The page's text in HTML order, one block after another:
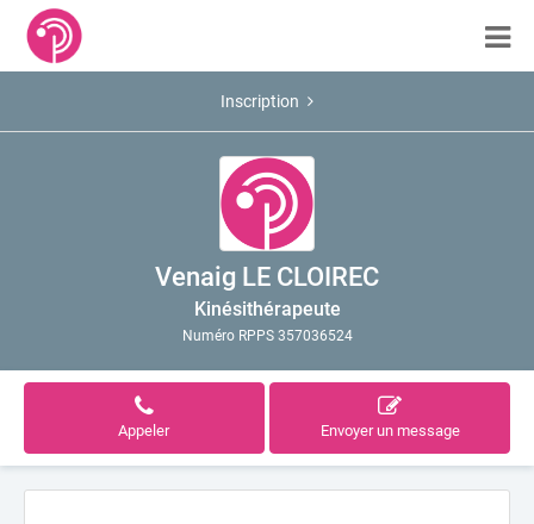
Inscription
Venaig LE CLOIREC
Kinésithérapeute
Numéro RPPS 357036524
Appeler Envoyer un message